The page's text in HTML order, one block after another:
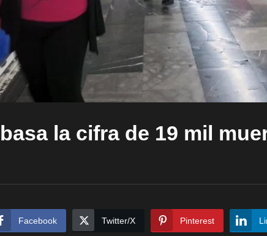
la cifra de 19 mil
Facebook Twitter/X Pinterest